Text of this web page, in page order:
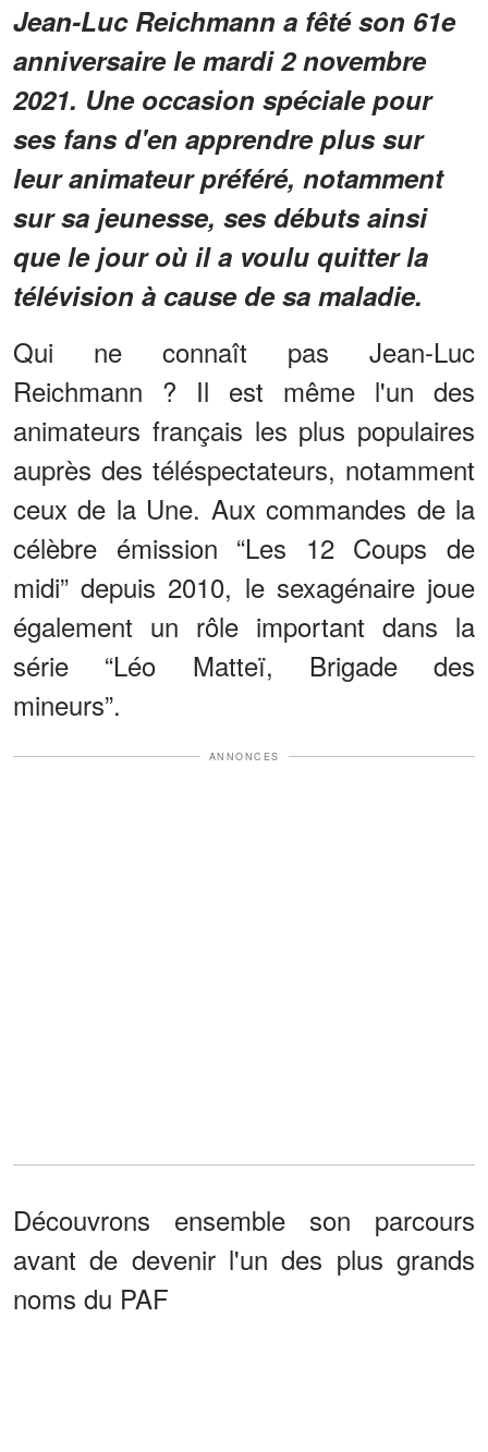
Jean-Luc Reichmann a fêté son 61e
anniversaire le mardi 2 novembre
2021. Une occasion spéciale pour
ses fans d'en apprendre plus sur
leur animateur préféré, notamment
sur sa jeunesse, ses débuts ainsi
que le jour où il a voulu quitter la
télévision à cause de sa maladie.
Qui ne connaît pas Jean-Luc
Reichmann ? Il est même l'un des
animateurs français les plus populaires
auprès des téléspectateurs, notamment
ceux de la Une. Aux commandes de la
célèbre émission “Les 12 Coups de
midi” depuis 2010, le sexagénaire joue
également un rôle important dans la
série “Léo Matteï, Brigade des
mineurs”.
ANNONCES
Découvrons ensemble son parcours
avant de devenir l'un des plus grands
noms du PAF